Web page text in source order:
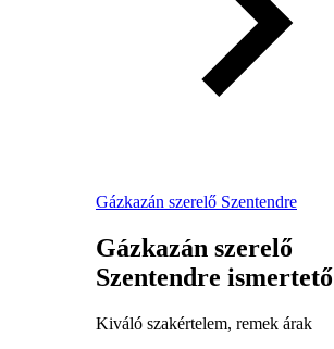
Gázkazán szerelő Szentendre
Gázkazán szerelő
Szentendre ismertető
Kiváló szakértelem, remek árak